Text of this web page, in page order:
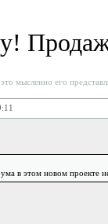
мысленно его
в этом новом проекте